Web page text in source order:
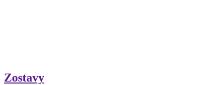
Zostavy